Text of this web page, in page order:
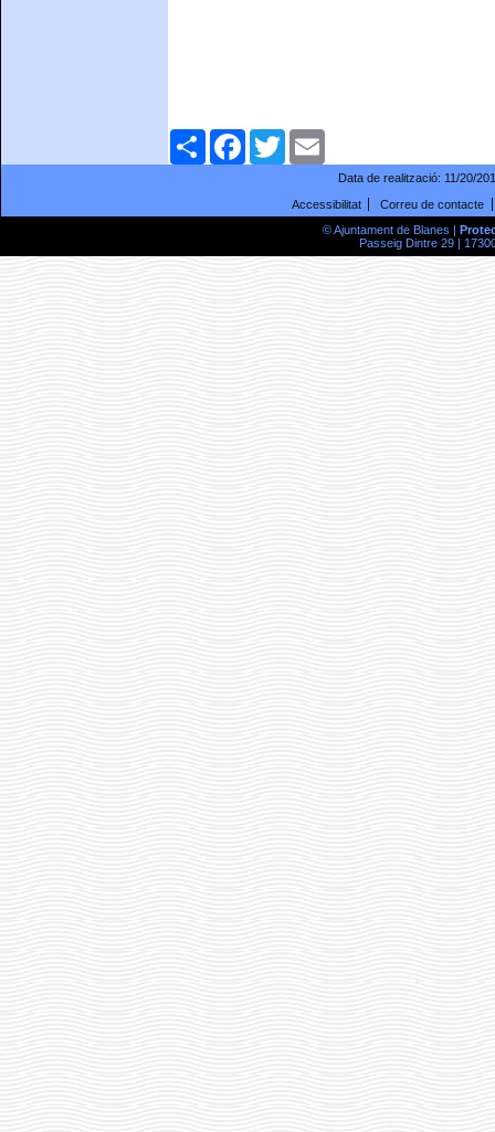
ComparteixFacebookTwitter
Data de realització: 11/20/
Accessibilitat
Correu de contacte
© Ajuntament de Blanes |
Passeig Dintre 29 |